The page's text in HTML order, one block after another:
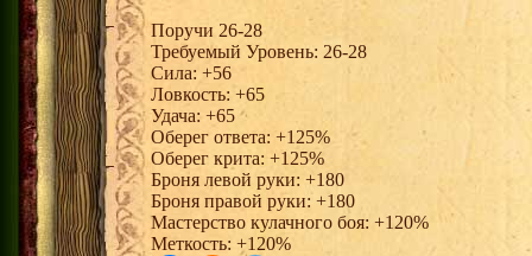
Поручи 26-28
Требуемый Уровень: 26-28
Сила: +56
Ловкость: +65
Удача: +65
Оберег ответа: +125%
Оберег крита: +125%
Броня левой руки: +180
Броня правой руки: +180
Мастерство кулачного боя: +120%
Меткость: +120%